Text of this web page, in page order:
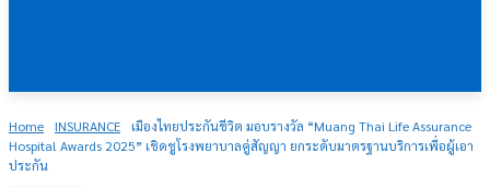
Home INSURANCE
เมืองไทยประกันชีวิต มอบรางวัล “Muang Thai Life Assurance
Hospital Awards 2025” เชิดชูโรงพยาบาลคู่สัญญา ยกระดับมาตรฐานบริการเพื่อผู้เอา
ประกัน